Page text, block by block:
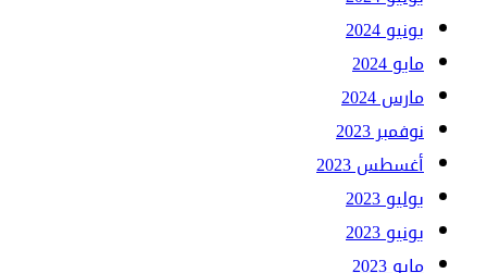
يونيو 2024
مايو 2024
مارس 2024
نوفمبر 2023
أغسطس 2023
يوليو 2023
يونيو 2023
مايو 2023